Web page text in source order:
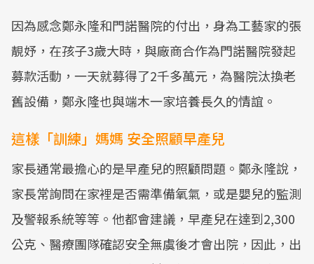
因為感念鄭永隆和門諾醫院的付出，身為工藝家的張
靚妤，在孩子3歲大時，與廠商合作為門諾醫院發起
募款活動，一天就募得了2千多萬元，為醫院汰換老
舊設備，鄭永隆也與端木一家培養長久的情誼。
這樣「訓練」媽媽 安全照顧早產兒
家長通常最擔心的是早產兒的照顧問題。鄭永隆說，
家長常詢問在家裡是否需準備氧氣，或是嬰兒的監測
及警報系統等等。他都會建議，早產兒在達到2,300
公克、醫療團隊確認安全無虞後才會出院，因此，出